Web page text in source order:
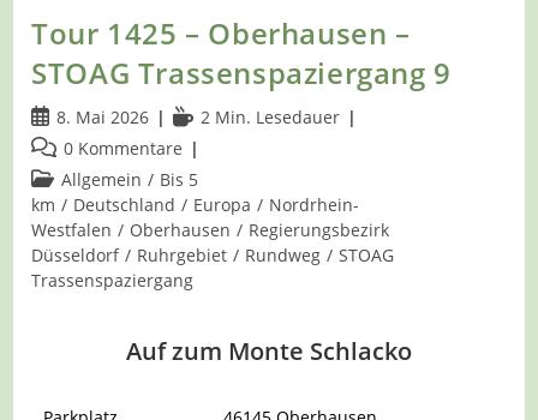
Tour 1425 – Oberhausen –
STOAG Trassenspaziergang 9
Beitrag
veröffentlicht:
8. Mai 2026 Lesedauer:
2 Min. Lesedauer
Beitrags-
Kommentare:
0 Kommentare
Beitrags-
Kategorie:
Allgemein / Bis 5
km / Deutschland / Europa / Nordrhein-
Westfalen / Oberhausen / Regierungsbezirk
Düsseldorf / Ruhrgebiet / Rundweg / STOAG
Trassenspaziergang
Auf zum Monte Schlacko